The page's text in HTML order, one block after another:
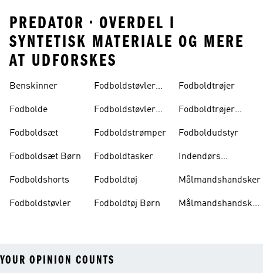
PREDATOR • OVERDEL I
SYNTETISK MATERIALE OG MERE
AT UDFORSKES
Benskinner
Fodbolde
Fodboldsæt
Fodboldsæt Børn
Fodboldshorts
Fodboldstøvler
Fodboldstøvler
Fodboldstøvler
Fodboldstrømper
Fodboldtasker
Fodboldtøj
Fodboldtøj Børn
Fodboldtrøjer
Fodboldtrøjer
Fodboldudstyr
Indendørs
Målmandshandsker
Målmandshandsker
YOUR OPINION COUNTS